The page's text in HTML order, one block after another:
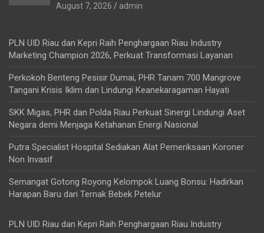
August 7, 2026 admin
PLN UID Riau dan Kepri Raih Penghargaan Riau Industry
Marketing Champion 2026, Perkuat Transformasi Layanan
Perkokoh Benteng Pesisir Dumai, PHR Tanam 700 Mangrove
Tangani Krisis Iklim dan Lindungi Keanekaragaman Hayati
SKK Migas, PHR dan Polda Riau Perkuat Sinergi Lindungi Aset
Negara demi Menjaga Ketahanan Energi Nasional
Putra Specialist Hospital Sediakan Alat Pemeriksaan Koroner
Non Invasif
Semangat Gotong Royong Kelompok Luang Bonsu: Hadirkan
Harapan Baru dari Ternak Bebek Petelur
PLN UID Riau dan Kepri Raih Penghargaan Riau Industry